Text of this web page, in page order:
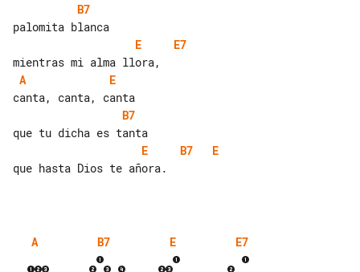
B7
E
E7
A
E
B7
E
B7
E
que hasta Dios te añora.
A B7 E E7